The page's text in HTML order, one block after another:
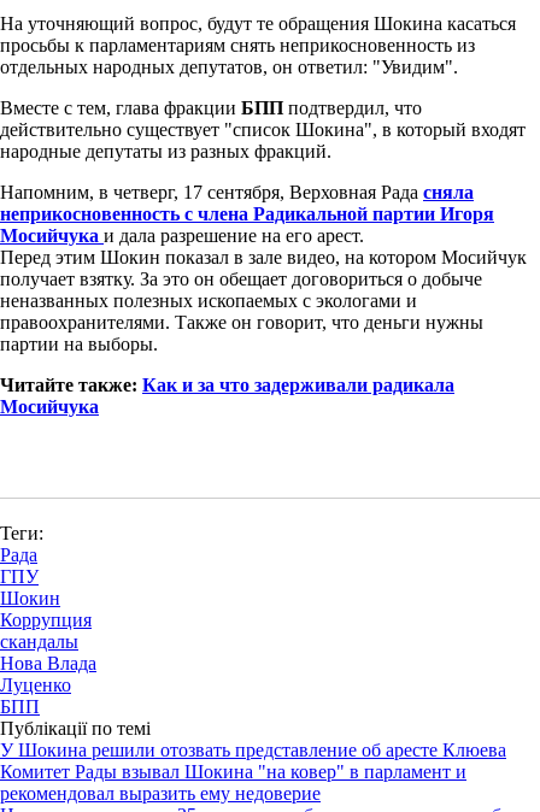
На уточняющий вопрос, будут те обращения Шокина касаться
просьбы к парламентариям снять неприкосновенность из
отдельных народных депутатов, он ответил: "Увидим".
Вместе с тем, глава фракции БПП подтвердил, что
действительно существует "список Шокина", в который входят
народные депутаты из разных фракций.
Напомним, в четверг, 17 сентября, Верховная Рада сняла
неприкосновенность с члена Радикальной партии Игоря
Мосийчука и дала разрешение на его арест.
Перед этим Шокин показал в зале видео, на котором Мосийчук
получает взятку. За это он обещает договориться о добыче
неназванных полезных ископаемых с экологами и
правоохранителями. Также он говорит, что деньги нужны
партии на выборы.
Читайте также: Как и за что задерживали радикала
Мосийчука
Теги:
Рада
ГПУ
Шокин
Коррупция
скандалы
Нова Влада
Луценко
БПП
Публікації по темі
У Шокина решили отозвать представление об аресте Клюева
Комитет Рады взывал Шокина "на ковер" в парламент и
рекомендовал выразить ему недоверие